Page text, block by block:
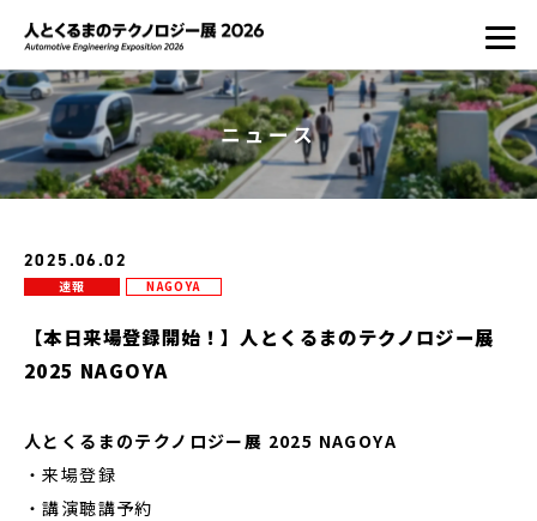
ニュース
2025.06.02
速報 NAGOYA
【本日来場登録開始！】人とくるまのテクノロジー展
2025 NAGOYA
人とくるまのテクノロジー展 2025 NAGOYA
・来場登録
・講演聴講予約